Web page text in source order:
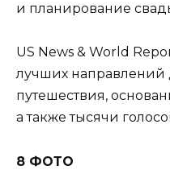
и планирование
US News & World
лучших направлений
путешествия,
а также тысячи
8 ФОТО